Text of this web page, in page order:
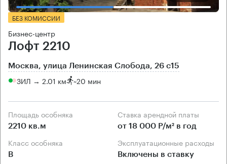
БЕЗ КОМИССИИ
Бизнес-центр
Лофт 2210
Москва, улица Ленинская Слобода, 26 с15
ЗИЛ → 2.01 км ~20 мин
Площадь особняка
2210 кв.м
Ставка арендной платы
от 18 000 Р/м² в год
Класс особняка
B
Эксплуатационные расходы
Включены в ставку